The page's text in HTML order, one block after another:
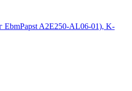
EbmPapst A2E250-AL06-01), K-